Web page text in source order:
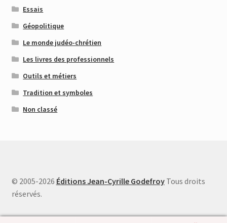
Essais
Géopolitique
Le monde judéo-chrétien
Les livres des professionnels
Outils et métiers
Tradition et symboles
Non classé
© 2005-2026 Éditions Jean-Cyrille GodefroyTous droits
réservés.